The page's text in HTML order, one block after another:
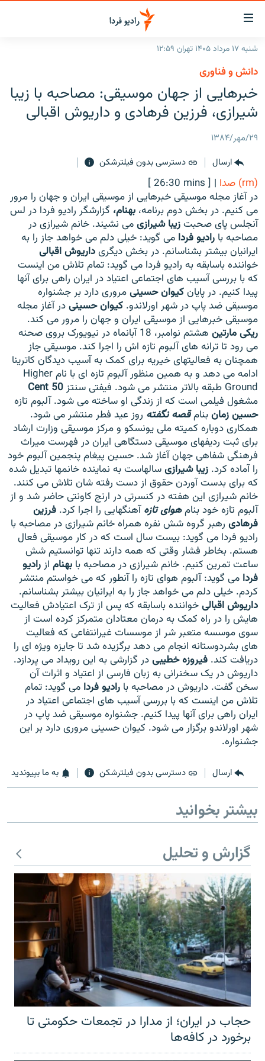
لینک‌های
قابلیت
دسترسی
بازگشت
منوی
اصلی
رفتن
صفحه
جستجو
جهان
برنامه‌های رادیویی
فرکانس‌ها
پادکست
چندرسانه‌ای
گزارش‌های تصویری
گزارش‌های ویدئویی
زنان فردا
English
به ما بپیوندید
زبان‌های دیگر
شنبه ۱۷ مرداد ۱۴۰۵ تهران ۱۲:۵۹
دانش و فناوری
خبرهایی از جهان موسیقی: مصاحبه با زیبا
شیرازی، فرزین فرهادی و داریوش اقبالی
۲۹/مهر/۱۳۸۴
ارسال
دسترسی بدون فیلترشکن
(rm) صدا |
[ 26:30 mins ]
در آغاز مجله موسیقی خبرهایی از موسیقی ایران و جهان را مرور
می کنیم. در بخش دوم برنامه، بهنام، گزارشگر رادیو فردا در لس
آنجلس پای صحبتزیبا شیرازیمی نشیند. خانم شیرازی در
مصاحبه با رادیو فردا می گوید: خیلی دلم می خواهد جاز را به
ایرانیان بیشتر بشناسانم. در بخش دیگریداریوش اقبالی
خواننده باسابقه به رادیو فردا می گوید: تمام تلاش من اینست
که با بررسی آسیب های اجتماعی اعتیاد در ایران راهی برای آنها
پیدا کنیم. در پایانکیوان حسینیمروری دارد بر جشنواره
موسیقی ضد پاپ در شهر اورلاندو. کیوان حسینیدر آغاز مجله
موسیقی خبرهایی از موسیقی ایران و جهان را مرور می کند.
ریکی مارتین
هشتم نوامبر، 18 آبانماه در نیویورک بروی صحنه
می رود تا ترانه های آلبوم تازه اش را اجرا کند. موسیقی جاز
همچنان به فعالیتهای خیریه برای کمک به آسیب دیدگان کاترینا
ادامه می دهد و به همین منظور آلبوم تازه ای با نام Higher
Ground طبقه بالاتر منتشر می شود. فیفتی سنتز
50 Cent
مشغول فیلمی است که از زندگی او ساخته می شود. آلبوم تازه
حسین زمانبنامقصه نگفته روز عید فطر منتشر می شود.
همکاری دوباره کمیته ملی یونسکو و مرکز موسیقی وزارت ارشاد
برای ثبت ردیفهای موسیقی دستگاهی ایران در فهرست میراث
فرهنگی شفاهی جهان آغاز شد. حسین پیغام پنجمین آلبوم خود
را آماده کرد. زیبا شیرازیسالهاست به نماینده خانمها تبدیل شده
که برای بدست آوردن حقوق از دست رفته شان تلاش می کنند.
خانم شیرازی این هفته در کنسرتی در ارنج کاونتی حاضر شد و از
آلبوم تازه خود بنامهوای تازهآهنگهایی را اجرا کرد. فرزین
فرهادی رهبر گروه شش نفره همراه خانم شیرازی در مصاحبه با
رادیو فردا می گوید: بیست سال است که در کار موسیقی فعال
هستم. بخاطر فشار وقتی که همه دارند تنها توانستیم شش
ساعت تمرین کنیم. خانم شیرازی در مصاحبه با بهنام از رادیو
فردا می گوید: آلبوم هوای تازه را آنطور که می خواستم منتشر
کردم. خیلی دلم می خواهد جاز را به ایرانیان بیشتر بشناسانم.
داریوش اقبالیخواننده باسابقه که پس از ترک اعتیادش فعالیت
هایش را در راه کمک به درمان معتادان متمرکز کرده است از
سوی موسسه متعبر شر از موسسات غیرانتفاعی که فعالیت
های بشردوستانه انجام می دهد برگزیده شد تا جایزه ویژه ای را
دریافت کند. فیروزه خطیبیدر گزارشی به این رویداد می پردازد.
داریوش در یک سخنرانی به زبان فارسی از اعتیاد و اثرات آن
سخن گفت. داریوش در مصاحبه با رادیو فردا می گوید: تمام
تلاش من اینست که با بررسی آسیب های اجتماعی اعتیاد در
ایران راهی برای آنها پیدا کنیم. جشنواره موسیقی ضد پاپ در
شهر اورلاندو برگزار می شود. کیوان حسینی مروری دارد بر این
جشنواره.
ارسال دسترسی بدون فیلترشکن به ما بپیوندید
بیشتر بخوانید
گزارش و تحلیل
حجاب در ایران؛ از مدارا در تجمعات حکومتی تا
برخورد در کافه‌ها